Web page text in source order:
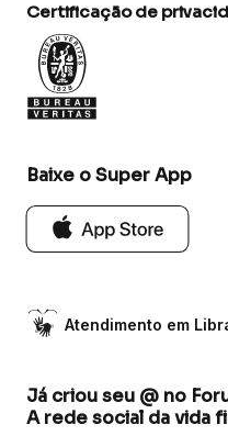
Certificação de
Baixe o Super App
Atendimento em
Já criou seu @ no
A rede social da vida